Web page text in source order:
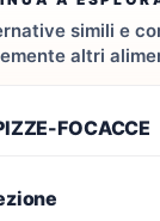
simili e
altri
FOCACCE